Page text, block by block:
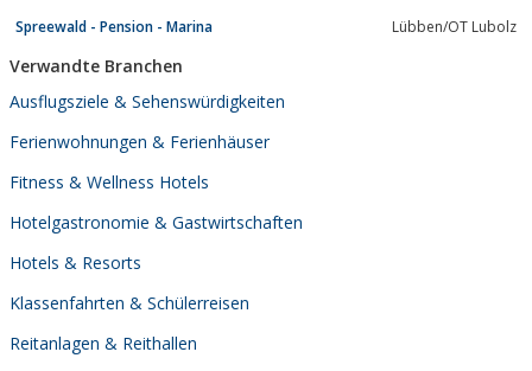
möglich) allen Komfort: Wohnzimmer, seperates Schlafzimmer
mit Doppelbett (2 getrennte...
Spreewald - Pension - Marina Lübben/OT Lubolz
Verwandte Branchen
Ausflugsziele & Sehenswürdigkeiten
Ferienwohnungen & Ferienhäuser
Fitness & Wellness Hotels
Hotelgastronomie & Gastwirtschaften
Hotels & Resorts
Klassenfahrten & Schülerreisen
Reitanlagen & Reithallen